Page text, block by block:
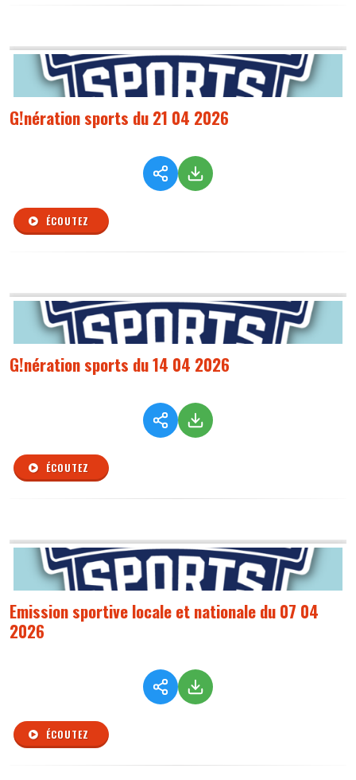
G!nération sports du 21 04 2026
ÉCOUTEZ
G!nération sports du 14 04 2026
ÉCOUTEZ
Emission sportive locale et nationale du 07 04
2026
ÉCOUTEZ